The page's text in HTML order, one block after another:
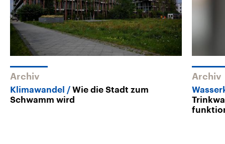
Archiv
Klimawandel
Wie die Stadt zum
Schwamm wird
Archiv